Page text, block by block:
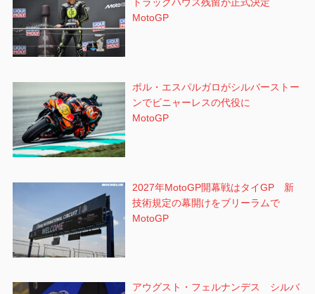
MotoGP
ポル・エスパルガロがシルバーストー
ンでビニャーレスの代役に
MotoGP
2027年MotoGP開幕戦はタイGP 新
技術規定の幕開けをブリーラムで
MotoGP
アウグスト・フェルナンデス シルバ